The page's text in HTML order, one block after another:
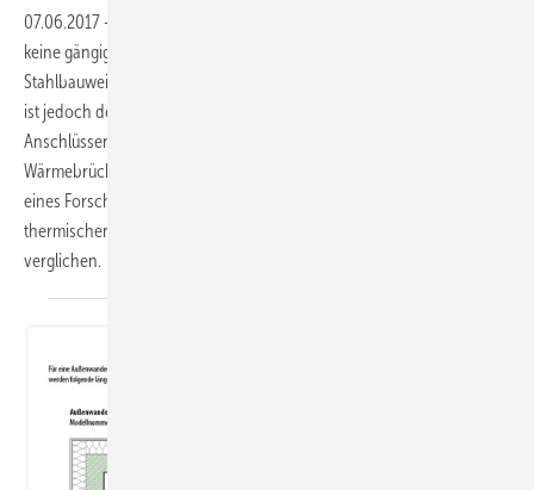
07.06.2017 -
keine gängige Konstruktion erlaubt filigranere Profilstärken als die
Stahlbauweise. Der Preis der statischen Leistungsfähigkeit von Stahl
ist jedoch dessen hohe Wärmeleitfähigkeit, die insbesondere bei
Anschlüssen an gedämmte Gebäudehüllen schadensträchtige
Wärmebrücken mit sich bringt. Die RWTH Aachen hat im Rahmen
eines Forschungsprojektes unterschiedliche Lösungen zur
thermischen Trennung numerisch und experimentell analysiert und
verglichen.